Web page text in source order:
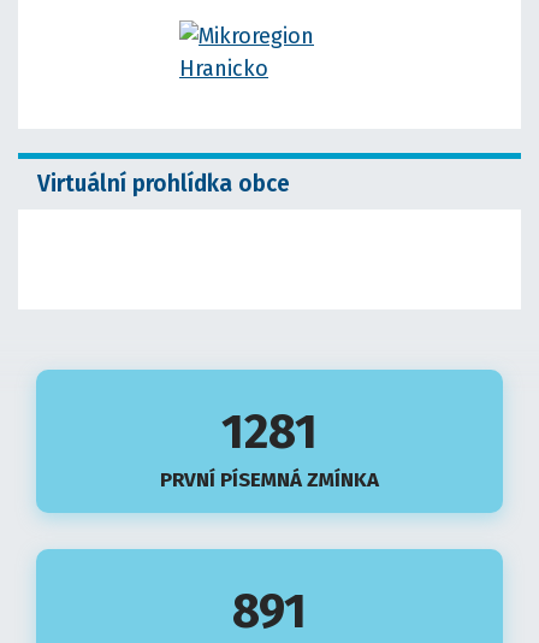
Virtuální prohlídka obce
1281
PRVNÍ PÍSEMNÁ ZMÍNKA
891